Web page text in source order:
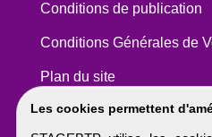
Les cookies permettent
Conditions de publication
Conditions Générales de
Plan du site